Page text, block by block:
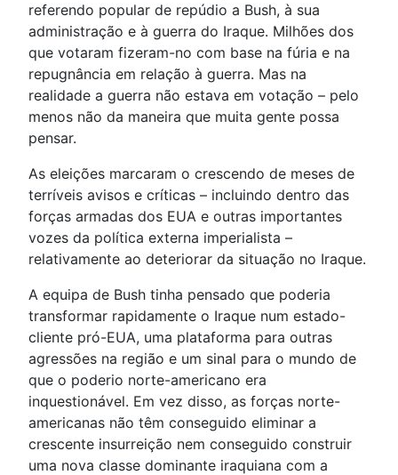
referendo popular de repúdio a Bush, à sua
administração e à guerra do Iraque. Milhões dos
que votaram fizeram-no com base na fúria e na
repugnância em relação à guerra. Mas na
realidade a guerra não estava em votação – pelo
menos não da maneira que muita gente possa
pensar.
As eleições marcaram o crescendo de meses de
terríveis avisos e críticas – incluindo dentro das
forças armadas dos EUA e outras importantes
vozes da política externa imperialista –
relativamente ao deteriorar da situação no Iraque.
A equipa de Bush tinha pensado que poderia
transformar rapidamente o Iraque num estado-
cliente pró-EUA, uma plataforma para outras
agressões na região e um sinal para o mundo de
que o poderio norte-americano era
inquestionável. Em vez disso, as forças norte-
americanas não têm conseguido eliminar a
crescente insurreição nem conseguido construir
uma nova classe dominante iraquiana com a